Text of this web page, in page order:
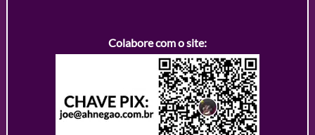
Colabore com o site: